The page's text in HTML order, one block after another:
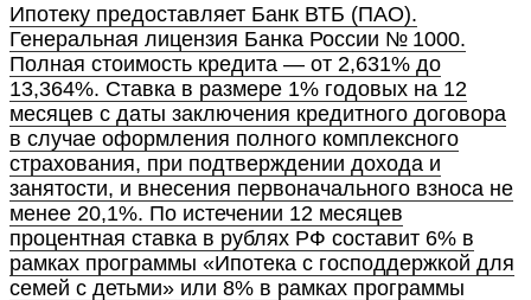
Ипотеку предоставляет Банк ВТБ (ПАО).
Генеральная лицензия Банка России № 1000.
Полная стоимость кредита — от 2,631% до
13,364%. Ставка в размере 1% годовых на 12
месяцев с даты заключения кредитного договора
в случае оформления полного комплексного
страхования, при подтверждении дохода и
занятости, и внесения первоначального взноса не
менее 20,1%. По истечении 12 месяцев
процентная ставка в рублях РФ составит 6% в
рамках программы «Ипотека с господдержкой для
семей с детьми» или 8% в рамках программы